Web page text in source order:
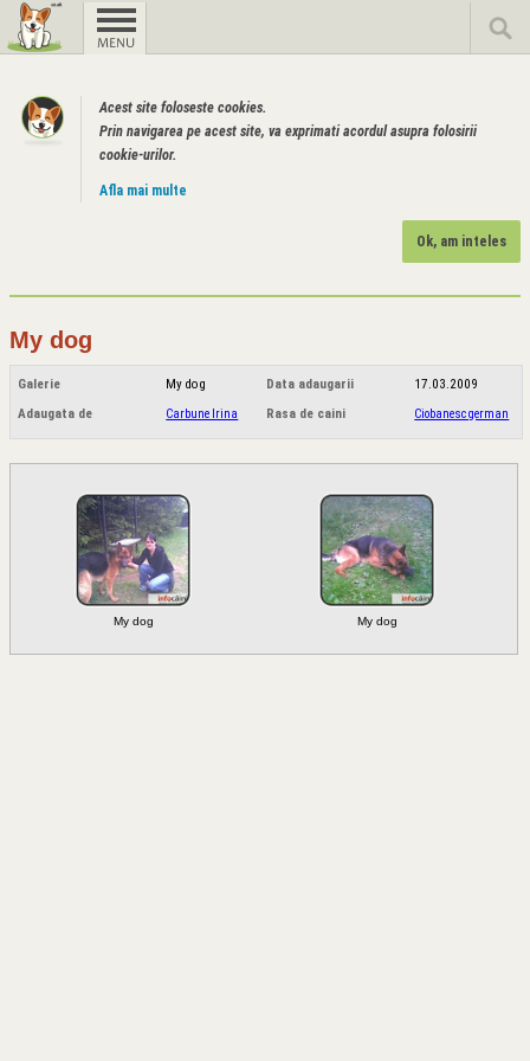
Acest site foloseste cookies.
Prin navigarea pe acest site, va exprimati acordul asupra folosirii
cookie-urilor.
Afla mai multe
Ok, am inteles
My dog
Galerie My dog Data adaugarii
17.03.2009
Adaugata de
Carbune Irina Rasa de caini Ciobanesc german
My dog My dog